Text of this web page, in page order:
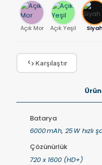
Açık Mor Açık Yeşil Siyah
Karşılaştır
Batarya
6000 mAh, 25 W hızlı
Çözünürlük
720 x 1600 (HD+)